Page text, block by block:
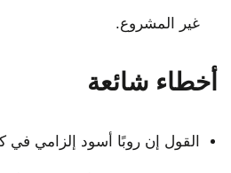
غير المشروع.
أخطاء شائعة
القول إن روبًا أسود إلزامي